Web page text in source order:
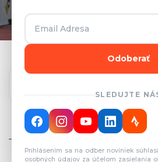
Odoberať
SLEDUJTE
Prihlásením sa na odber noviniek
osobných údajov za účelom zasielania
CELKOVÝ POČET
TÍMOV: 82